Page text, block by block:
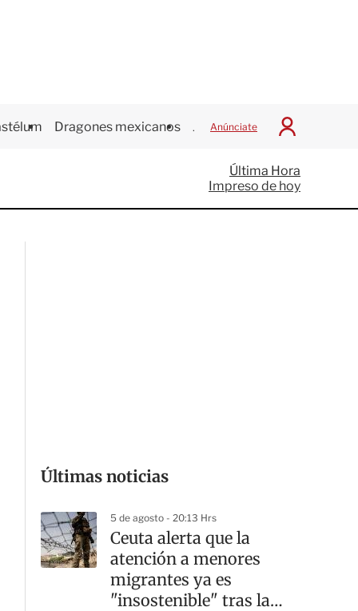
Dragones mexicanos Juegos Centroamericanos
Anúnciate
I
c
i
a
Última Hora
Impreso de hoy
Últimas noticias
5 de agosto - 20:13 Hrs
Ceuta alerta que la
atención a menores
migrantes ya es
"insostenible" tras la